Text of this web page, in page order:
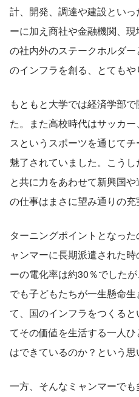
計、開発、調達や建設とい
ーに加え商社や金融機関、
の社内外のステークホルダ
のインフラを創る、とてもや
もともと大学では経済学部
た。また高校時代はサッカ
スというスポーツを通じて
魅了されていました。こう
と共に力をあわせて新興国
の仕事はまさに望み通りの充
ターニングポイントとなっ
ャンマーに長期派遣された
ーの電化率は約30％でした
でも子どもたちが一生懸命
て、国のインフラをつくる
てその価値を生活する一人
はできているのか？という思
一方、そんなミャンマーで